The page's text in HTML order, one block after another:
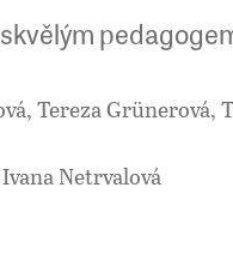
Tereza Grünerová,
Netrvalová